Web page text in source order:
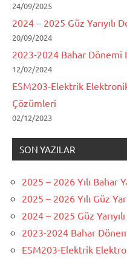
24/09/2025
2024 – 2025 Güz Yarıyılı
20/09/2024
2023-2024 Bahar Dönemi
12/02/2024
ESM203-Elektrik
Çözümleri
02/12/2023
SON YAZILAR
2025 – 2026 Yılı Bahar
2025 – 2026 Yılı Güz
2024 – 2025 Güz
2023-2024 Bahar
ESM203-Elektrik